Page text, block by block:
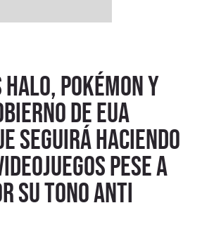
Pokémon y
de EUA
seguirá haciendo
pese a
su tono anti